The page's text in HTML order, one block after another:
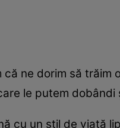
că ne dorim să
le putem
cu un stil de viaţă